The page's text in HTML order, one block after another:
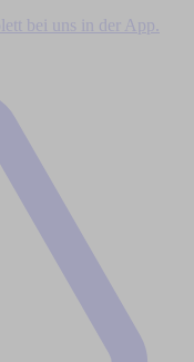
bei uns in der App.